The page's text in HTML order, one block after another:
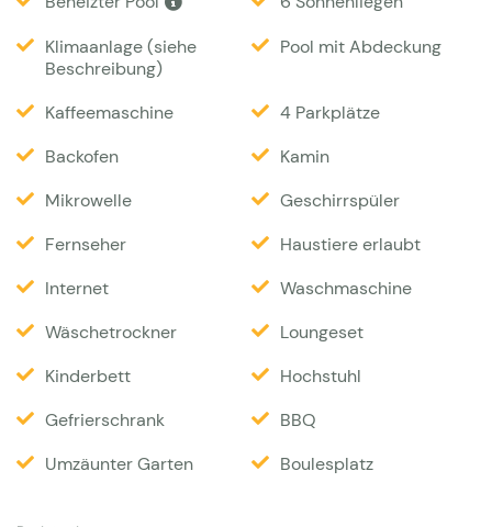
und passt dadurch besonders gut in die herrliche
spielen. Die Ausrichtung ist Südwest, so dass es
den ganzen Tag irgendwo Sonne gibt. Der Pool kann
auf Wunsch beheizt werden und ist mit einem
der ganzen Gruppe gemeinsam unter der
überdeckten Terrasse Ihre Abende verbringen. Dort
sind für kühlere Stunden Wärmestrahler installiert.
Verfügung. Das Grundstück bietet viel Privatsphäre,
ist eingezäunt, mit einem automatischen Tor
versehen und hat Platz für 4-5 Autos. Eine eigene
Klimaanlage (siehe
Beschreibung)
Pool mit Abdeckung
Kaffeemaschine
4 Parkplätze
Backofen
Kamin
Mikrowelle
Geschirrspüler
Fernseher
Haustiere erlaubt
Internet
Waschmaschine
Wäschetrockner
Loungeset
Kinderbett
Hochstuhl
Gefrierschrank
BBQ
Umzäunter Garten
Boulesplatz